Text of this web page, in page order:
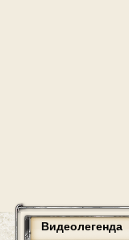
Видеолегенда